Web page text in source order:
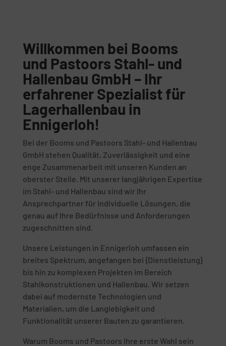
Willkommen bei Booms
und Pastoors Stahl- und
Hallenbau GmbH – Ihr
erfahrener Spezialist für
Lagerhallenbau in
Ennigerloh!
Bei der Booms und Pastoors Stahl- und Hallenbau
GmbH stehen Qualität, Zuverlässigkeit und eine
enge Zusammenarbeit mit unseren Kunden an
oberster Stelle. Mit unserer langjährigen Expertise
im Stahl- und Hallenbau sind wir Ihr
Ansprechpartner für individuelle Lösungen, die
genau auf Ihre Bedürfnisse und Anforderungen
zugeschnitten sind.
Unsere Leistungen in Ennigerloh umfassen ein
breites Spektrum, angefangen bei {Dienstleistung}
bis hin zu komplexen Projekten im Bereich
Stahlkonstruktionen und Hallenbau. Wir setzen
dabei auf modernste Technologien und
Materialien, um die Langlebigkeit und
Funktionalität unserer Bauten zu garantieren.
Warum Booms und Pastoors Ihre erste Wahl sein